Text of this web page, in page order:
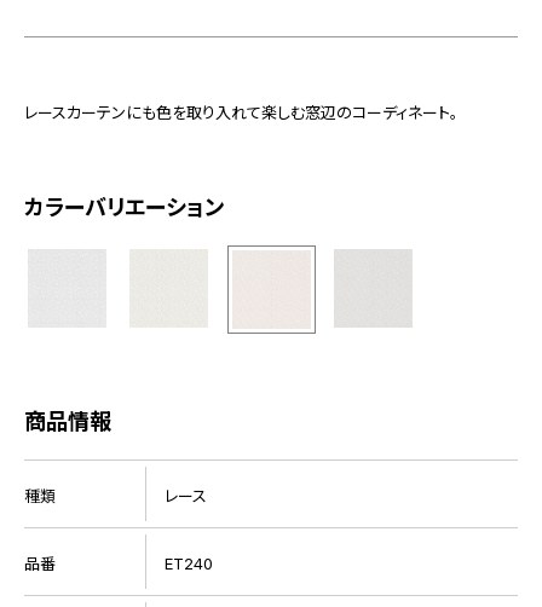
レースカーテンにも色を取り入れて楽しむ窓辺のコーディネート。
カラーバリエーション
商品情報
種類 レース
品番 ET240